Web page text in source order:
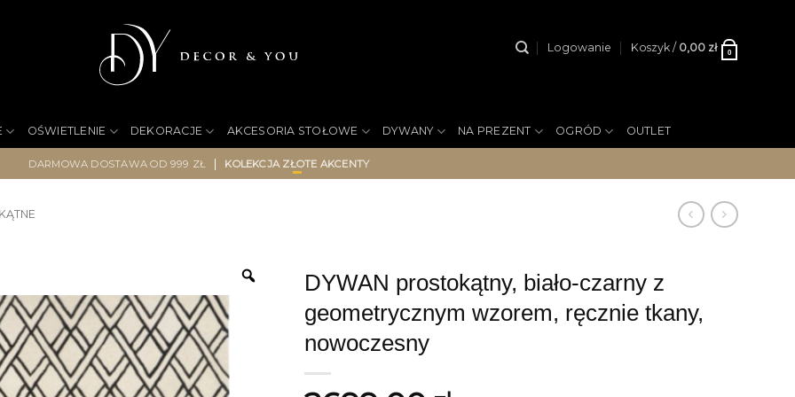
Logowanie Koszyk / 0,00 zł 0
OŚWIETLENIE DEKORACJE AKCESORIA STOŁOWE DYWANY NA PREZENT OGRÓD OUTLET
DARMOWA DOSTAWA OD 999 ZŁ | KOLEKCJA ZŁOTE AKCENTY
DYWAN prostokątny, biało-czarny z
geometrycznym wzorem, ręcznie tkany,
nowoczesny